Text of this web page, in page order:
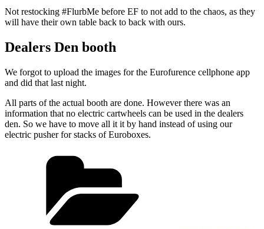
Not restocking #FlurbMe before EF to not add to the chaos, as they
will have their own table back to back with ours.
Dealers Den booth
We forgot to upload the images for the Eurofurence cellphone app
and did that last night.
All parts of the actual booth are done. However there was an
information that no electric cartwheels can be used in the dealers
den. So we have to move all it it by hand instead of using our
electric pusher for stacks of Euroboxes.